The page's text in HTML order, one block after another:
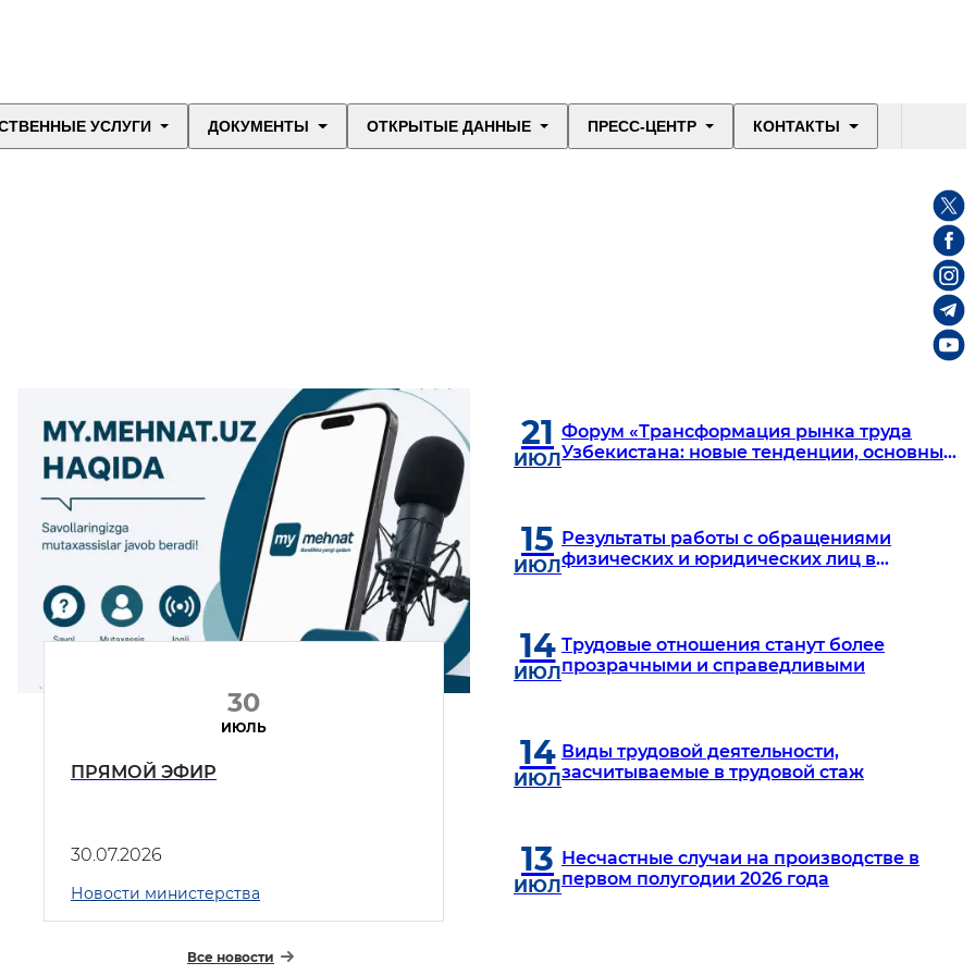
УСЛУГИ ДОКУМЕНТЫ ОТКРЫТЫЕ ДАННЫЕ ПРЕСС-ЦЕНТР КОНТАКТЫ
30
ИЮЛЬ
ПРЯМОЙ ЭФИР
30.07.2026
Новости министерства
21
ИЮЛ
Форум «Трансформация рынка труда
Узбекистана: новые тенденции, основные
15
ИЮЛ
Результаты работы с обращениями
физических и юридических лиц в
14
ИЮЛ
Трудовые отношения станут более
прозрачными и справедливыми
14
ИЮЛ
Виды трудовой деятельности,
засчитываемые в трудовой стаж
13
ИЮЛ
Несчастные случаи на производстве в
первом полугодии 2026 года
Все новости